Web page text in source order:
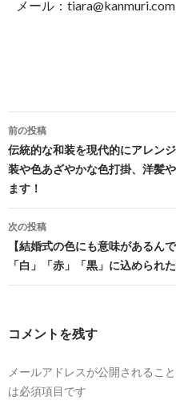
メール：tiara@kanmuri.com
投
稿
ナ
ビ
ゲ
ー
シ
前の投稿
伝統的な和装を現代的にアレン
装や色あざやかな色打掛、洋髪
ます！
次の投稿
【結婚式の色にも意味があるん
「白」「赤」「黒」に込められ
コメントを残す
メールアドレスが公開されるこ
は必須項目です